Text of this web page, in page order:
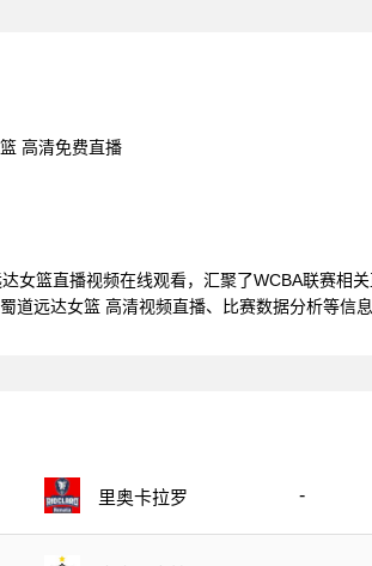
高清免费直播
女篮直播视频在线观看，汇聚了WCBA联赛相
道远达女篮 高清视频直播、比赛数据分析等信息
里奥卡拉罗 -